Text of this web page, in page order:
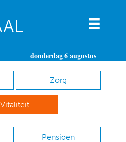
donderdag 6 augustus
Zorg
Vitaliteit
Pensioen